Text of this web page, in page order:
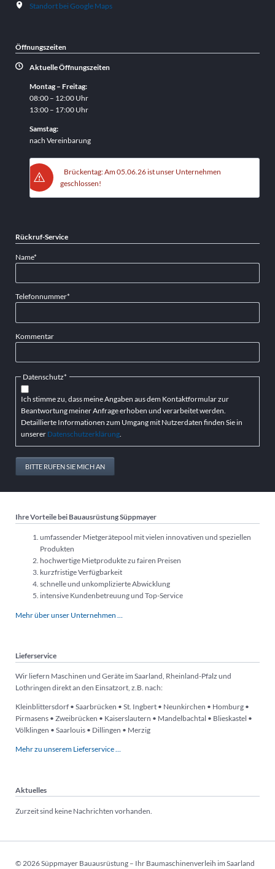
Standort bei Google Maps
Öffnungszeiten
Aktuelle Öffnungszeiten
Montag – Freitag:
08:00 – 12:00 Uhr
13:00 – 17:00 Uhr
Samstag:
nach Vereinbarung
Brückentag: Am 05.06.26 ist unser Unternehmen
geschlossen!
Rückruf-Service
Pflichtfeld
Name*
Pflichtfeld
Telefonnummer*
Kommentar
Pflichtfeld
Datenschutz*
Ich stimme zu, dass meine Angaben aus dem Kontaktformular zur
Beantwortung meiner Anfrage erhoben und verarbeitet werden.
Detaillierte Informationen zum Umgang mit Nutzerdaten finden Sie in
unserer Datenschutzerklärung.
BITTE RUFEN SIE MICH AN
Ihre Vorteile bei Bauausrüstung Süppmayer
umfassender Mietgerätepool mit vielen innovativen und speziellen
Produkten
hochwertige Mietprodukte zu fairen Preisen
kurzfristige Verfügbarkeit
schnelle und unkomplizierte Abwicklung
intensive Kundenbetreuung und Top-Service
Mehr über unser Unternehmen …
Lieferservice
Wir liefern Maschinen und Geräte im Saarland, Rheinland-Pfalz und
Lothringen direkt an den Einsatzort, z.B. nach:
Kleinblittersdorf • Saarbrücken • St. Ingbert • Neunkirchen • Homburg •
Pirmasens • Zweibrücken • Kaiserslautern • Mandelbachtal • Blieskastel •
Völklingen • Saarlouis • Dillingen • Merzig
Mehr zu unserem Lieferservice …
Aktuelles
Zurzeit sind keine Nachrichten vorhanden.
© 2026 Süppmayer Bauausrüstung – Ihr Baumaschinenverleih im Saarland